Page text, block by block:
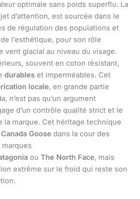
optimale sans poids superflu. La
d’attention, est sourcée dans le
de régulation des populations et
l’esthétique, pour son rôle
vent glacial au niveau du visage.
souvent en coton résistant,
durables et imperméables. Cet
locale, en grande partie
n’est pas qu’un argument
d’un contrôle qualité strict et le
la marque. Cet héritage technique
Canada Goose dans la cour des
ou The North Face, mais
extrême sur le froid qui reste son